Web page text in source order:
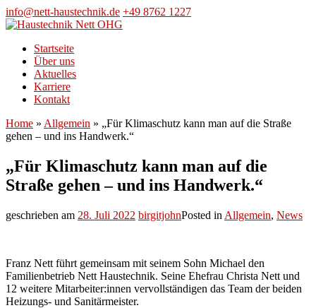
Skip
to
info@nett-haustechnik.de +49 8762 1227
Startseite
Über uns
Aktuelles
Karriere
Kontakt
Home » Allgemein » „Für Klimaschutz kann man auf die Straße
gehen – und ins Handwerk.“
„Für Klimaschutz kann man auf die
Straße gehen – und ins Handwerk.“
geschrieben am 28. Juli 2022 birgitjohnPosted in Allgemein, News
Franz Nett führt gemeinsam mit seinem Sohn Michael den
Familienbetrieb Nett Haustechnik. Seine Ehefrau Christa Nett und
12 weitere Mitarbeiter:innen vervollständigen das Team der beiden
Heizungs- und Sanitärmeister.